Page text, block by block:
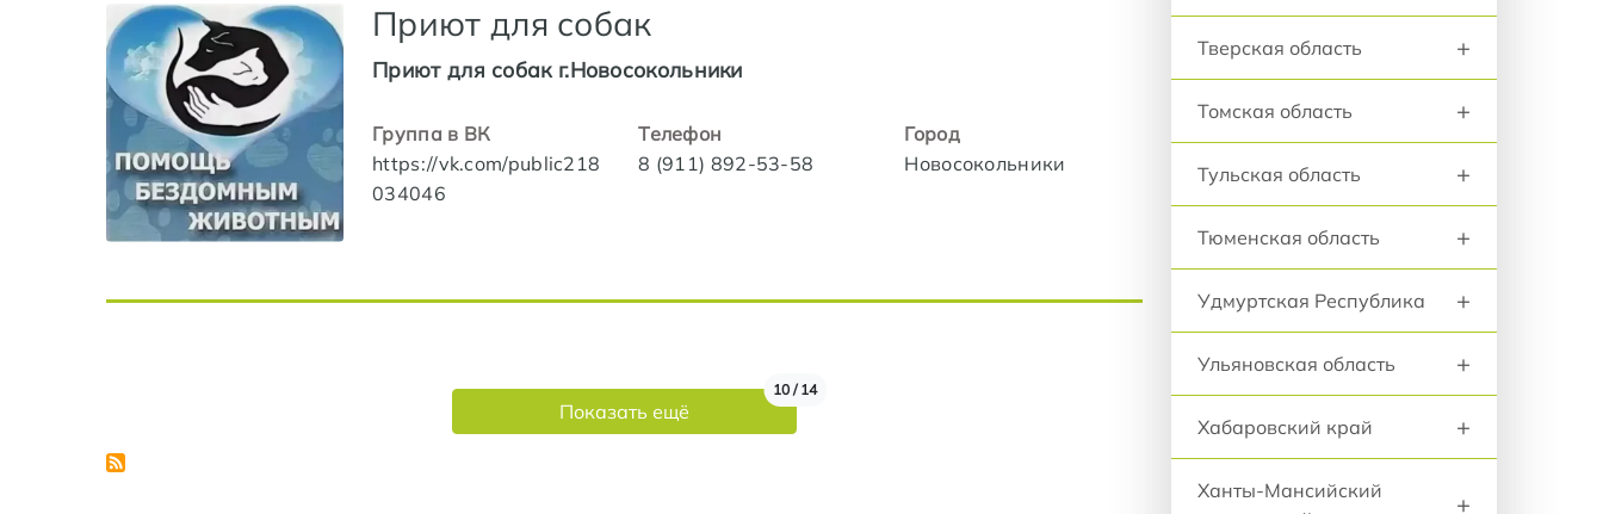
Приют для собак
Приют для собак г.Новосокольники
Группа в ВК
https://vk.com/public218
034046
Телефон
8 (911) 892-53-58
Город
Новосокольники
Показать ещё
10 / 14
Тверская область +
Томская область +
Тульская область +
Тюменская область +
Удмуртская Республика +
Ульяновская область +
Хабаровский край +
Ханты-Мансийский
+